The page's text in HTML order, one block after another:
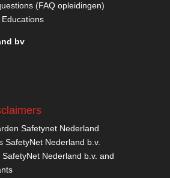
(FAQ opleidingen)
bv
Safetynet Nederland
SafetyNet Nederland b.v.
Nederland b.v. and